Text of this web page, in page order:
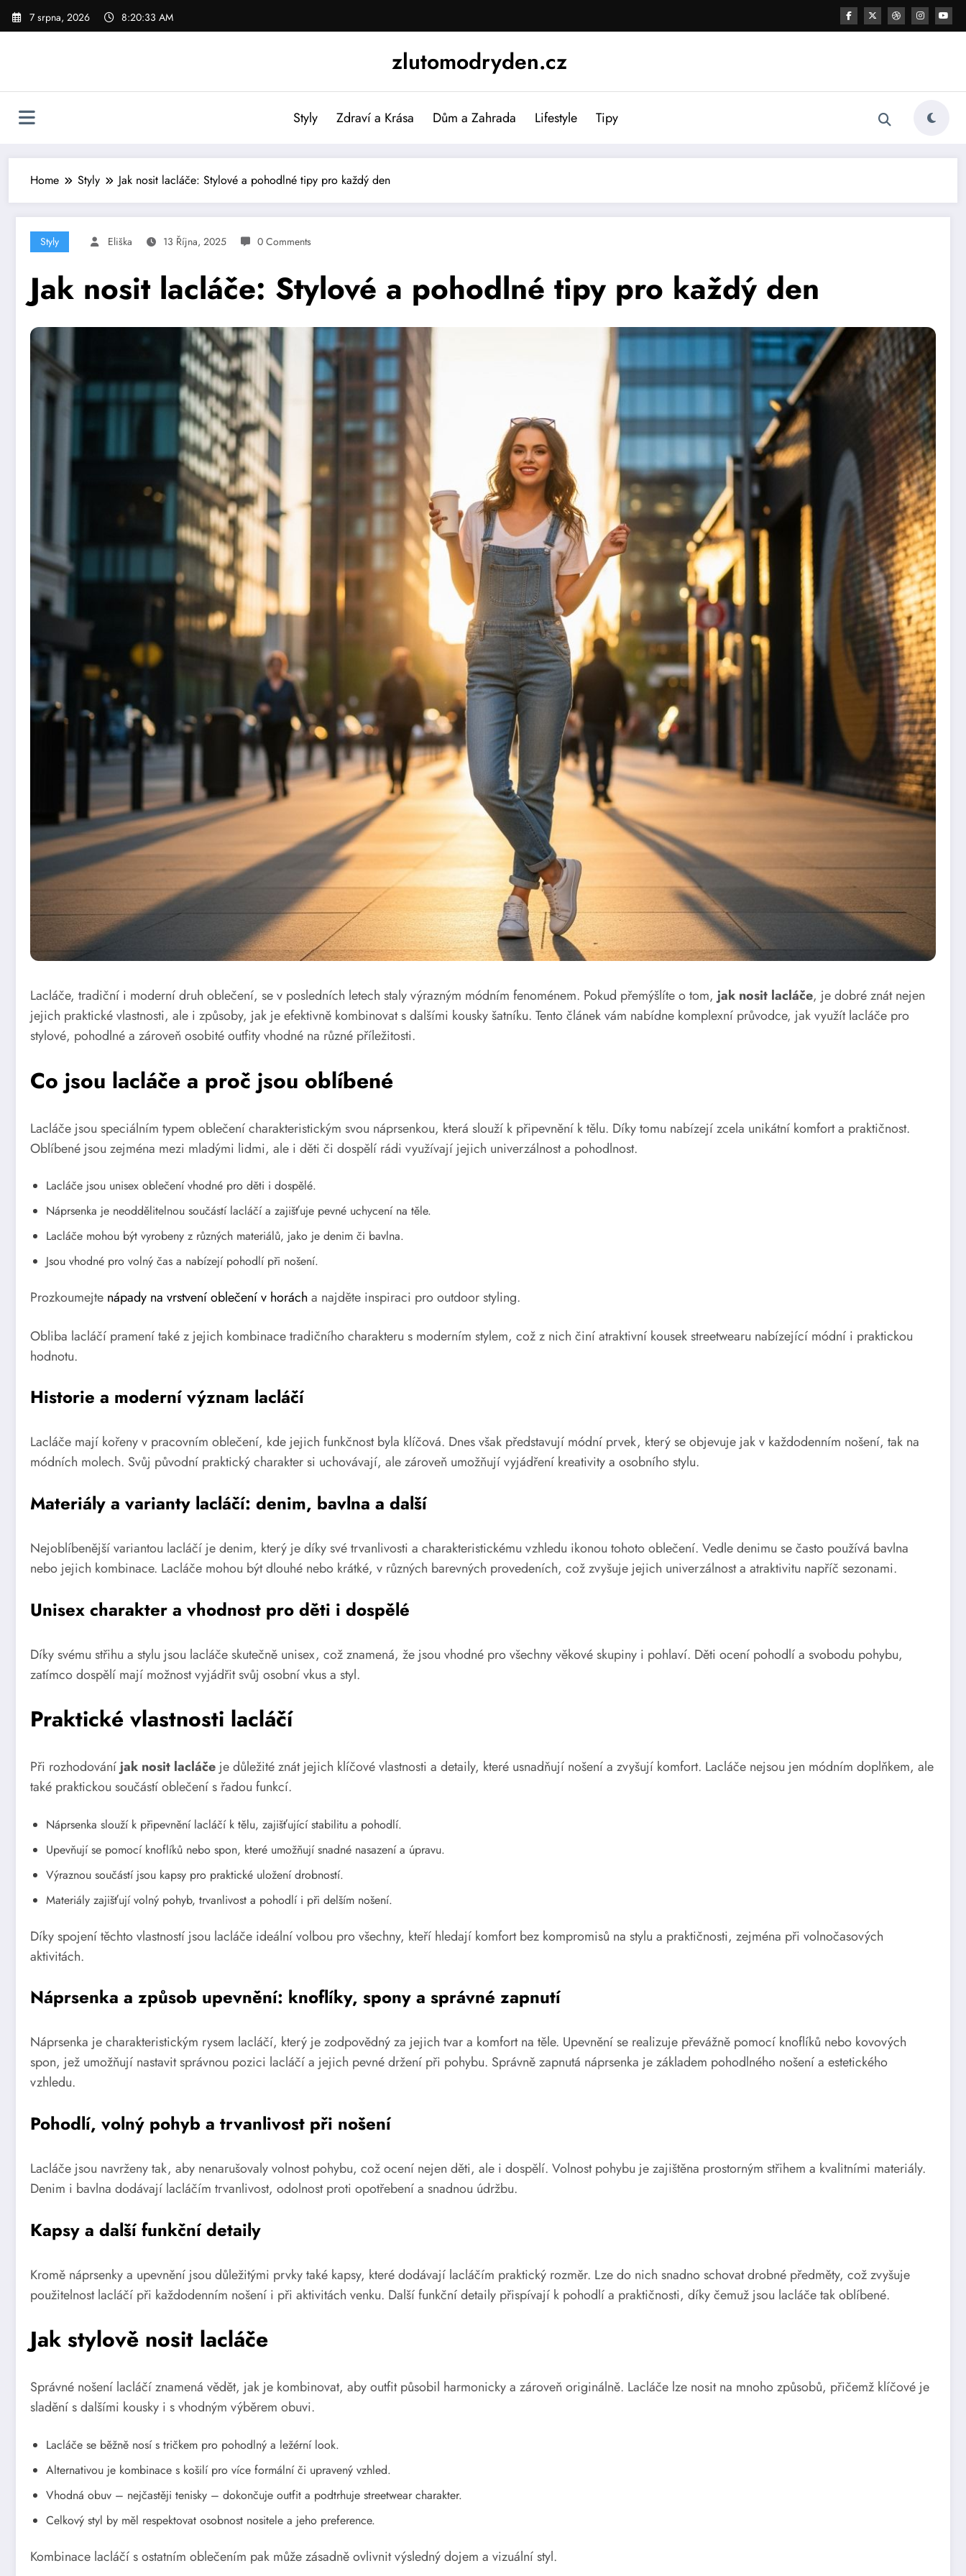
Skip
7 srpna, 2026 8:20:35 AM
zlutomodryden.cz
Styly Zdraví a Krása Dům a Zahrada Lifestyle Tipy
Home Styly Jak nosit lacláče: Stylové a pohodlné tipy pro každý den
Styly Eliška 13 Října, 2025 0 Comments
Jak nosit lacláče: Stylové a pohodlné tipy pro každý den
Lacláče, tradiční i moderní druh oblečení, se v posledních letech staly výrazným módním fenoménem. Pokud přemýšlíte o tom, jak nosit lacláče, je dobré znát nejen
jejich praktické vlastnosti, ale i způsoby, jak je efektivně kombinovat s dalšími kousky šatníku. Tento článek vám nabídne komplexní průvodce, jak využít lacláče pro
stylové, pohodlné a zároveň osobité outfity vhodné na různé příležitosti.
Co jsou lacláče a proč jsou oblíbené
Lacláče jsou speciálním typem oblečení charakteristickým svou náprsenkou, která slouží k připevnění k tělu. Díky tomu nabízejí zcela unikátní komfort a praktičnost.
Oblíbené jsou zejména mezi mladými lidmi, ale i děti či dospělí rádi využívají jejich univerzálnost a pohodlnost.
Lacláče jsou unisex oblečení vhodné pro děti i dospělé.
Náprsenka je neoddělitelnou součástí lacláčí a zajišťuje pevné uchycení na těle.
Lacláče mohou být vyrobeny z různých materiálů, jako je denim či bavlna.
Jsou vhodné pro volný čas a nabízejí pohodlí při nošení.
Prozkoumejte nápady na vrstvení oblečení v horách a najděte inspiraci pro outdoor styling.
Obliba lacláčí pramení také z jejich kombinace tradičního charakteru s moderním stylem, což z nich činí atraktivní kousek streetwearu nabízející módní i praktickou
hodnotu.
Historie a moderní význam lacláčí
Lacláče mají kořeny v pracovním oblečení, kde jejich funkčnost byla klíčová. Dnes však představují módní prvek, který se objevuje jak v každodenním nošení, tak na
módních molech. Svůj původní praktický charakter si uchovávají, ale zároveň umožňují vyjádření kreativity a osobního stylu.
Materiály a varianty lacláčí: denim, bavlna a další
Nejoblíbenější variantou lacláčí je denim, který je díky své trvanlivosti a charakteristickému vzhledu ikonou tohoto oblečení. Vedle denimu se často používá bavlna
nebo jejich kombinace. Lacláče mohou být dlouhé nebo krátké, v různých barevných provedeních, což zvyšuje jejich univerzálnost a atraktivitu napříč sezonami.
Unisex charakter a vhodnost pro děti i dospělé
Díky svému střihu a stylu jsou lacláče skutečně unisex, což znamená, že jsou vhodné pro všechny věkové skupiny i pohlaví. Děti ocení pohodlí a svobodu pohybu,
zatímco dospělí mají možnost vyjádřit svůj osobní vkus a styl.
Praktické vlastnosti lacláčí
Při rozhodování jak nosit lacláče je důležité znát jejich klíčové vlastnosti a detaily, které usnadňují nošení a zvyšují komfort. Lacláče nejsou jen módním doplňkem, ale
také praktickou součástí oblečení s řadou funkcí.
Náprsenka slouží k připevnění lacláčí k tělu, zajišťující stabilitu a pohodlí.
Upevňují se pomocí knoflíků nebo spon, které umožňují snadné nasazení a úpravu.
Výraznou součástí jsou kapsy pro praktické uložení drobností.
Materiály zajišťují volný pohyb, trvanlivost a pohodlí i při delším nošení.
Díky spojení těchto vlastností jsou lacláče ideální volbou pro všechny, kteří hledají komfort bez kompromisů na stylu a praktičnosti, zejména při volnočasových
aktivitách.
Náprsenka a způsob upevnění: knoflíky, spony a správné zapnutí
Náprsenka je charakteristickým rysem lacláčí, který je zodpovědný za jejich tvar a komfort na těle. Upevnění se realizuje převážně pomocí knoflíků nebo kovových
spon, jež umožňují nastavit správnou pozici lacláčí a jejich pevné držení při pohybu. Správně zapnutá náprsenka je základem pohodlného nošení a estetického
vzhledu.
Pohodlí, volný pohyb a trvanlivost při nošení
Lacláče jsou navrženy tak, aby nenarušovaly volnost pohybu, což ocení nejen děti, ale i dospělí. Volnost pohybu je zajištěna prostorným střihem a kvalitními materiály.
Denim i bavlna dodávají lacláčím trvanlivost, odolnost proti opotřebení a snadnou údržbu.
Kapsy a další funkční detaily
Kromě náprsenky a upevnění jsou důležitými prvky také kapsy, které dodávají lacláčím praktický rozměr. Lze do nich snadno schovat drobné předměty, což zvyšuje
použitelnost lacláčí při každodenním nošení i při aktivitách venku. Další funkční detaily přispívají k pohodlí a praktičnosti, díky čemuž jsou lacláče tak oblíbené.
Jak stylově nosit lacláče
Správné nošení lacláčí znamená vědět, jak je kombinovat, aby outfit působil harmonicky a zároveň originálně. Lacláče lze nosit na mnoho způsobů, přičemž klíčové je
sladění s dalšími kousky i s vhodným výběrem obuvi.
Lacláče se běžně nosí s tričkem pro pohodlný a ležérní look.
Alternativou je kombinace s košilí pro více formální či upravený vzhled.
Vhodná obuv – nejčastěji tenisky – dokončuje outfit a podtrhuje streetwear charakter.
Celkový styl by měl respektovat osobnost nositele a jeho preference.
Kombinace lacláčí s ostatním oblečením pak může zásadně ovlivnit výsledný dojem a vizuální styl.